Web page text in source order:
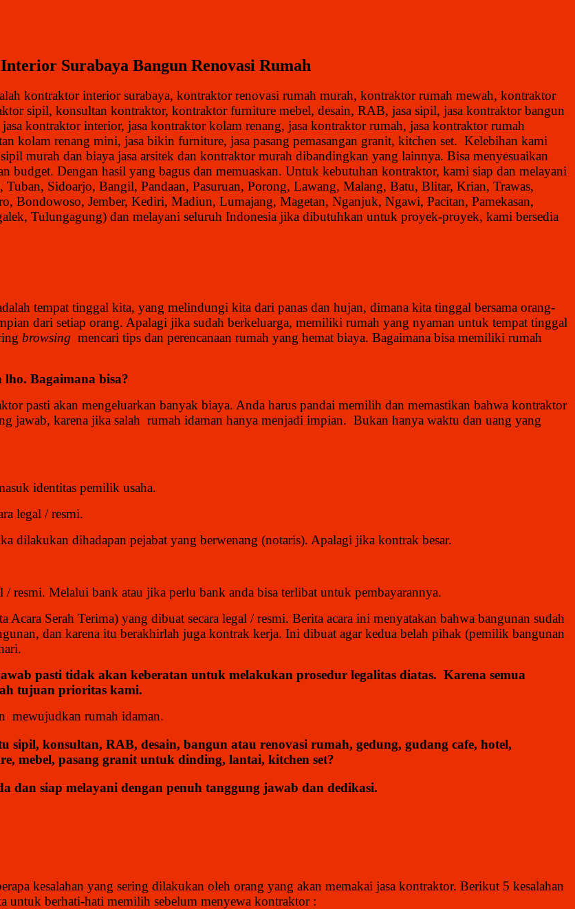
Surabaya Bangun Renovasi Rumah
kontraktor interior surabaya, kontraktor renovasi rumah murah, kontraktor rumah mewah, kontraktor
sipil, konsultan kontraktor, kontraktor furniture mebel, desain, RAB, jasa sipil, jasa kontraktor bangun
kontraktor interior, jasa kontraktor kolam renang, jasa kontraktor rumah, jasa kontraktor rumah
kolam renang mini, jasa bikin furniture, jasa pasang pemasangan granit, kitchen set. Kelebihan kami
murah dan biaya jasa arsitek dan kontraktor murah dibandingkan yang lainnya. Bisa menyesuaikan
budget. Dengan hasil yang bagus dan memuaskan. Untuk kebutuhan kontraktor, kami siap dan melayani
Sidoarjo, Bangil, Pandaan, Pasuruan, Porong, Lawang, Malang, Batu, Blitar, Krian, Trawas,
Bondowoso, Jember, Kediri, Madiun, Lumajang, Magetan, Nganjuk, Ngawi, Pacitan, Pamekasan,
Tulungagung) dan melayani seluruh Indonesia jika dibutuhkan untuk proyek-proyek, kami bersedia
tempat tinggal kita, yang melindungi kita dari panas dan hujan, dimana kita tinggal bersama orang-
dari setiap orang. Apalagi jika sudah berkeluarga, memiliki rumah yang nyaman untuk tempat tinggal
browsing mencari tips dan perencanaan rumah yang hemat biaya. Bagaimana bisa memiliki rumah
Bagaimana bisa?
pasti akan mengeluarkan banyak biaya. Anda harus pandai memilih dan memastikan bahwa kontraktor
jawab, karena jika salah rumah idaman hanya menjadi impian. Bukan hanya waktu dan uang yang
identitas pemilik usaha.
legal / resmi.
dilakukan dihadapan pejabat yang berwenang (notaris). Apalagi jika kontrak besar.
resmi. Melalui bank atau jika perlu bank anda bisa terlibat untuk pembayarannya.
Serah Terima) yang dibuat secara legal / resmi. Berita acara ini menyatakan bahwa bangunan sudah
dan karena itu berakhirlah juga kontrak kerja. Ini dibuat agar kedua belah pihak (pemilik bangunan
pasti tidak akan keberatan untuk melakukan prosedur legalitas diatas. Karena semua
tujuan prioritas kami.
mewujudkan rumah idaman.
konsultan, RAB, desain, bangun atau renovasi rumah, gedung, gudang cafe, hotel,
mebel, pasang granit untuk dinding, lantai, kitchen set?
dan siap melayani dengan penuh tanggung jawab dan dedikasi.
kesalahan yang sering dilakukan oleh orang yang akan memakai jasa kontraktor. Berikut 5 kesalahan
untuk berhati-hati memilih sebelum menyewa kontraktor :